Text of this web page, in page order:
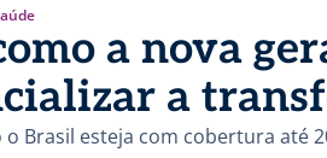
a nova
a
Brasil esteja com cobertura até